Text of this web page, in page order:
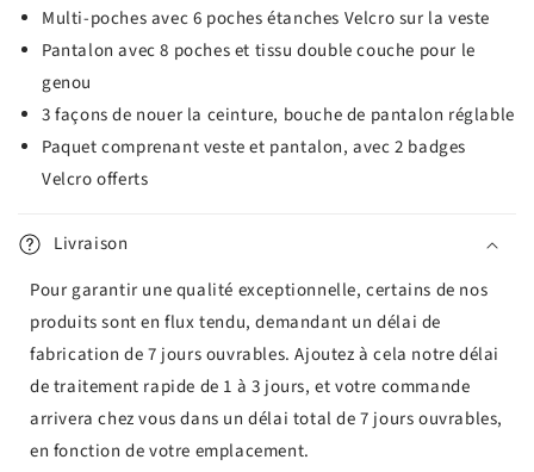
Multi-poches avec 6 poches étanches Velcro sur la veste
Pantalon avec 8 poches et tissu double couche pour le
genou
3 façons de nouer la ceinture, bouche de pantalon réglable
Paquet comprenant veste et pantalon, avec 2 badges
Velcro offerts
Livraison
Pour garantir une qualité exceptionnelle, certains de nos
produits sont en flux tendu, demandant un délai de
fabrication de 7 jours ouvrables. Ajoutez à cela notre délai
de traitement rapide de 1 à 3 jours, et votre commande
arrivera chez vous dans un délai total de 7 jours ouvrables,
en fonction de votre emplacement.